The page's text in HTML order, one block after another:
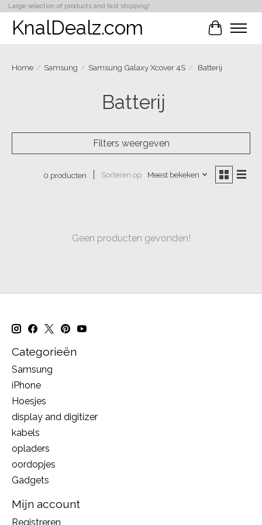
Large selection of products and fast shipping!
KnalDealz.com
Home / Samsung / Samsung Galaxy Xcover 4S / Batterij
Batterij
Filters weergeven
0 producten Sorteren op Meest bekeken
Geen producten gevonden!
Categorieën
Samsung
iPhone
Hoesjes
display and digitizer
kabels
opladers
oordopjes
Gadgets
Mijn account
Registreren